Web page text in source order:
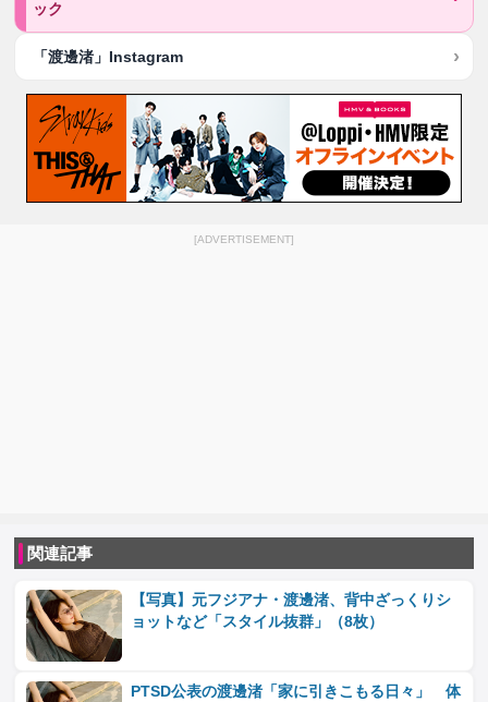
ック
「渡邊渚」Instagram
[ADVERTISEMENT]
関連記事
【写真】元フジアナ・渡邊渚、背中ざっくりシ
ョットなど「スタイル抜群」（8枚）
PTSD公表の渡邊渚「家に引きこもる日々」 体